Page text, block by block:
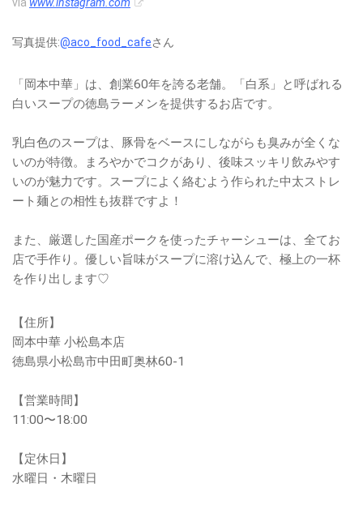
via www.instagram.com
写真提供:@aco_food_cafeさん
「岡本中華」は、創業60年を誇る老舗。「白系」と呼ばれる
白いスープの徳島ラーメンを提供するお店です。
乳白色のスープは、豚骨をベースにしながらも臭みが全くな
いのが特徴。まろやかでコクがあり、後味スッキリ飲みやす
いのが魅力です。スープによく絡むよう作られた中太ストレ
ート麺との相性も抜群ですよ！
また、厳選した国産ポークを使ったチャーシューは、全てお
店で手作り。優しい旨味がスープに溶け込んで、極上の一杯
を作り出します♡
【住所】
岡本中華 小松島本店
徳島県小松島市中田町奥林60-1
【営業時間】
11:00〜18:00
【定休日】
水曜日・木曜日